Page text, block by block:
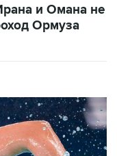
и Омана не
Ормуза